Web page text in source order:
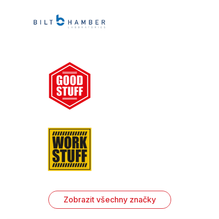
Zobrazit všechny značky